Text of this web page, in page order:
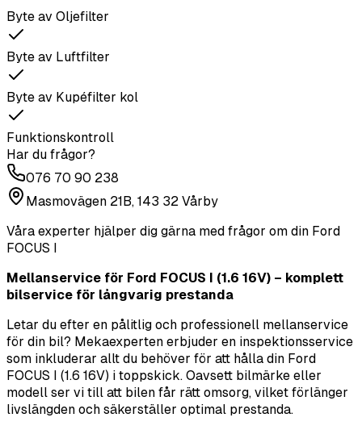
Byte av Oljefilter
Byte av Luftfilter
Byte av Kupéfilter kol
Funktionskontroll
Har du frågor?
076 70 90 238
Masmovägen 21B, 143 32 Vårby
Våra experter hjälper dig gärna med frågor om din Ford
FOCUS I
Mellanservice för Ford FOCUS I (1.6 16V) – komplett
bilservice för långvarig prestanda
Letar du efter en pålitlig och professionell mellanservice
för din bil? Mekaexperten erbjuder en inspektionsservice
som inkluderar allt du behöver för att hålla din Ford
FOCUS I (1.6 16V) i toppskick. Oavsett bilmärke eller
modell ser vi till att bilen får rätt omsorg, vilket förlänger
livslängden och säkerställer optimal prestanda.